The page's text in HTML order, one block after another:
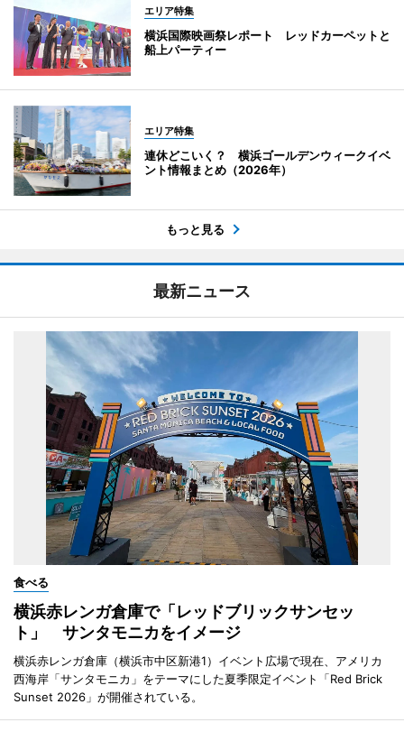
エリア特集
横浜国際映画祭レポート レッドカーペットと
船上パーティー
エリア特集
連休どこいく？ 横浜ゴールデンウィークイベ
ント情報まとめ（2026年）
もっと見る
最新ニュース
食べる
横浜赤レンガ倉庫で「レッドブリックサンセッ
ト」 サンタモニカをイメージ
横浜赤レンガ倉庫（横浜市中区新港1）イベント広場で現在、アメリカ
西海岸「サンタモニカ」をテーマにした夏季限定イベント「Red Brick
Sunset 2026」が開催されている。